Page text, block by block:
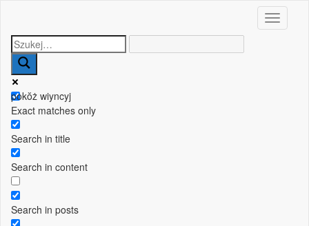
Toggle
pokŏż wiyncyj
Exact matches only
Search in title
Search in content
Search in posts